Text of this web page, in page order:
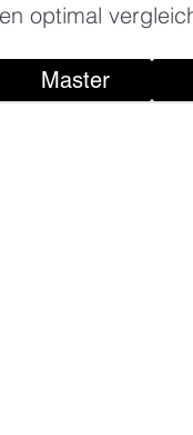
optimal
Master